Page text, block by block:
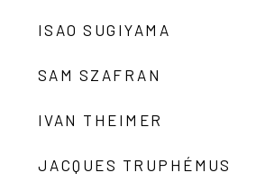
ISAO SUGIYAMA
SAM SZAFRAN
IVAN THEIMER
JACQUES TRUPHÉMUS